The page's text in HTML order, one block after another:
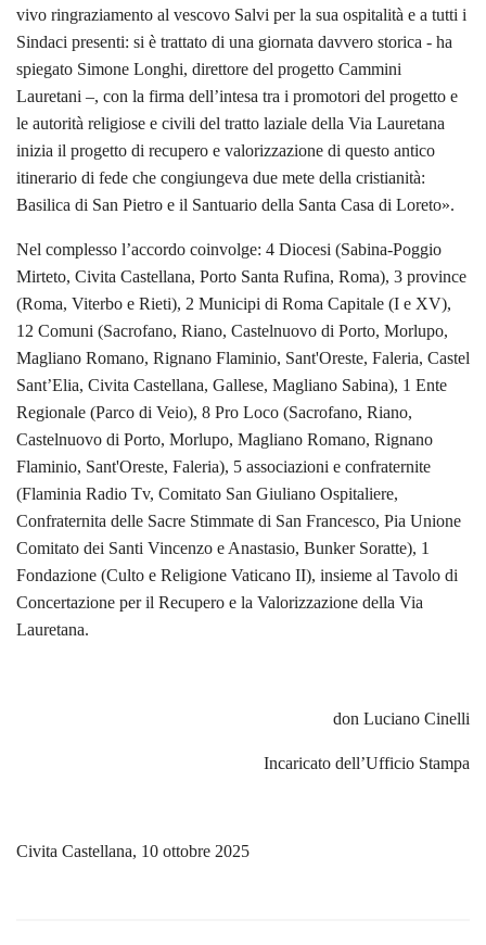
vivo ringraziamento al vescovo Salvi per la sua ospitalità e a tutti i
Sindaci presenti: si è trattato di una giornata davvero storica - ha
spiegato Simone Longhi, direttore del progetto Cammini
Lauretani –, con la firma dell’intesa tra i promotori del progetto e
le autorità religiose e civili del tratto laziale della Via Lauretana
inizia il progetto di recupero e valorizzazione di questo antico
itinerario di fede che congiungeva due mete della cristianità:
Basilica di San Pietro e il Santuario della Santa Casa di Loreto».
Nel complesso l’accordo coinvolge: 4 Diocesi (Sabina-Poggio
Mirteto, Civita Castellana, Porto Santa Rufina, Roma), 3 province
(Roma, Viterbo e Rieti), 2 Municipi di Roma Capitale (I e XV),
12 Comuni (Sacrofano, Riano, Castelnuovo di Porto, Morlupo,
Magliano Romano, Rignano Flaminio, Sant'Oreste, Faleria, Castel
Sant’Elia, Civita Castellana, Gallese, Magliano Sabina), 1 Ente
Regionale (Parco di Veio), 8 Pro Loco (Sacrofano, Riano,
Castelnuovo di Porto, Morlupo, Magliano Romano, Rignano
Flaminio, Sant'Oreste, Faleria), 5 associazioni e confraternite
(Flaminia Radio Tv, Comitato San Giuliano Ospitaliere,
Confraternita delle Sacre Stimmate di San Francesco, Pia Unione
Comitato dei Santi Vincenzo e Anastasio, Bunker Soratte), 1
Fondazione (Culto e Religione Vaticano II), insieme al Tavolo di
Concertazione per il Recupero e la Valorizzazione della Via
Lauretana.
don Luciano Cinelli
Incaricato dell’Ufficio Stampa
Civita Castellana, 10 ottobre 2025